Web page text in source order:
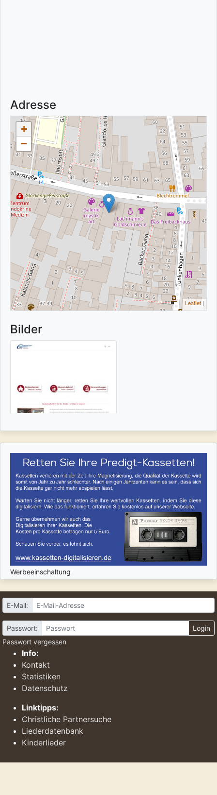
Adresse
+
−
Leaflet |
Bilder
Werbeeinschaltung
E-Mail:
Passwort:
Login
Passwort vergessen
Info:
Kontakt
Statistiken
Datenschutz
Linktipps:
Christliche Partnersuche
Liederdatenbank
Kinderlieder